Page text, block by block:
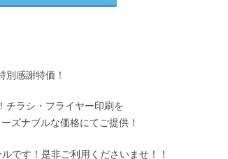
別感謝特価！
チラシ・フライヤー印刷を
ズナブルな価格にてご提供！
です！是非ご利用くださいませ！！